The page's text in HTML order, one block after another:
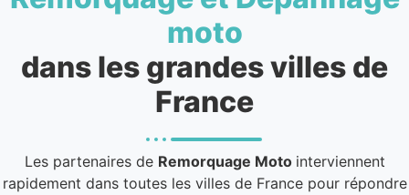
moto
dans les grandes villes de
France
Les partenaires de Remorquage Moto interviennent
rapidement dans toutes les villes de France pour répondre